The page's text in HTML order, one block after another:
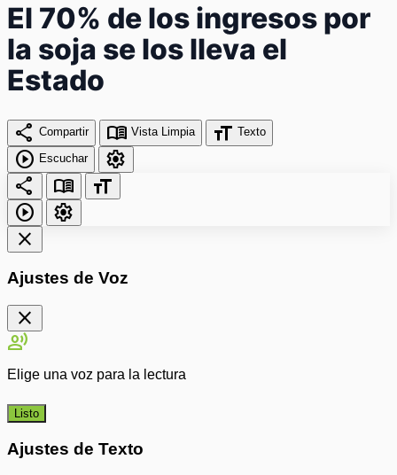
El 70% de los ingresos por
la soja se los lleva el
Estado
share Compartir menu_book Vista Limpia format_size Texto
play_circle Escuchar
settings
share
menu_book
format_size
play_circle
settings
close
Ajustes de Voz
close
record_voice_over
Elige una voz para la lectura
Listo
Ajustes de Texto